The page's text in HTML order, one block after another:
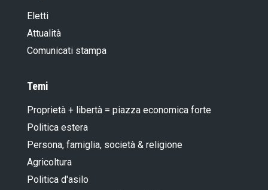
Eletti
Attualità
Comunicati stampa
Temi
Proprietà + libertà = piazza economica forte
Politica estera
Persona, famiglia, società & religione
Agricoltura
Politica d'asilo